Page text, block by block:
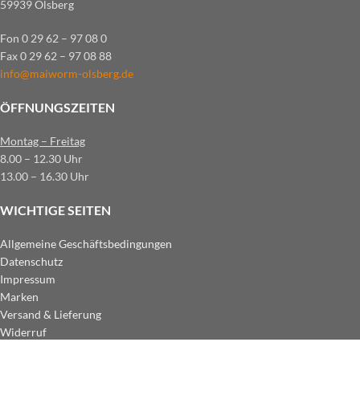
59939 Olsberg
Fon 0 29 62 – 97 08 0
Fax 0 29 62 – 97 08 88
info@maiworm-olsberg.de
ÖFFNUNGSZEITEN
Montag – Freitag
8.00 – 12.30 Uhr
13.00 – 16.30 Uhr
WICHTIGE SEITEN
Allgemeine Geschäftsbedingungen
Datenschutz
Impressum
Marken
Versand & Lieferung
Widerruf